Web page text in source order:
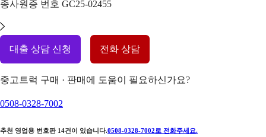
종사원증 번호 GC25-02455
대출 상담 신청 전화 상담
중고트럭 구매 · 판매에 도움이 필요하신가요?
0508-0328-7002
추천 영업용 번호판 14건이 있습니다.0508-0328-7002 로 전화주세요.